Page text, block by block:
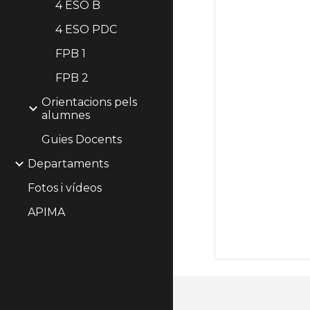
4 ESO B
4 ESO PDC
FPB 1
FPB 2
Orientacions pels
alumnes
Guies Docents
Departaments
Fotos i vídeos
APIMA